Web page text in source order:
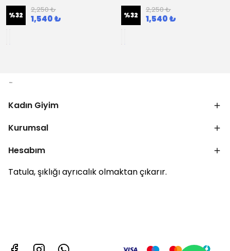
%32
2,250 ₺
1,540 ₺ %32
2,250 ₺
1,540 ₺
Kadın Giyim
Kurumsal
Hesabım
Tatula, şıklığı ayrıcalık olmaktan çıkarır.